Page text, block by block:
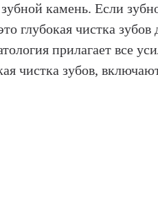
камень. Если
глубокая чистка зубов
прилагает все
чистка зубов,